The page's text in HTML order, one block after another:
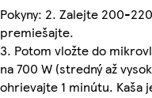
Pokyny: 2. Zalejte 200-
premiešajte.
3. Potom vložte do
na 700 W (stredný až
ohrievajte 1 minútu. Kaša